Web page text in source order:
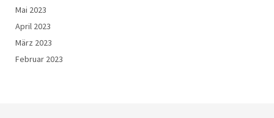
Mai 2023
April 2023
März 2023
Februar 2023